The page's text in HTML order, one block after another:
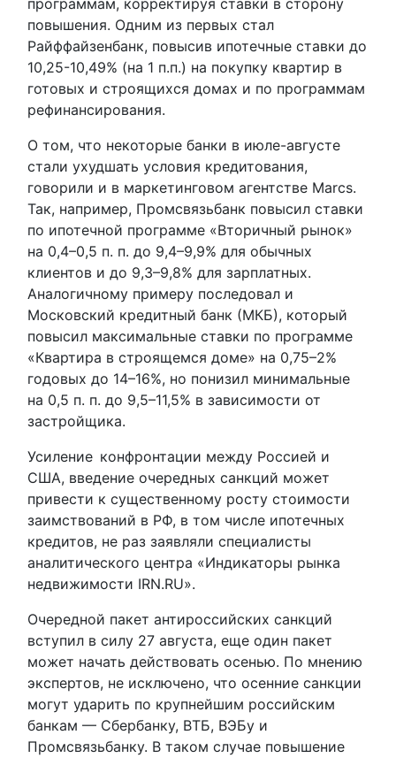
программам, корректируя ставки в сторону
повышения. Одним из первых стал
Райффайзенбанк, повысив ипотечные ставки до
10,25-10,49% (на 1 п.п.) на покупку квартир в
готовых и строящихся домах и по программам
рефинансирования.
О том, что некоторые банки в июле-августе
стали ухудшать условия кредитования,
говорили и в маркетинговом агентстве Мarcs.
Так, например, Промсвязьбанк повысил ставки
по ипотечной программе «Вторичный рынок»
на 0,4–0,5 п. п. до 9,4–9,9% для обычных
клиентов и до 9,3–9,8% для зарплатных.
Аналогичному примеру последовал и
Московский кредитный банк (МКБ), который
повысил максимальные ставки по программе
«Квартира в строящемся доме» на 0,75–2%
годовых до 14–16%, но понизил минимальные
на 0,5 п. п. до 9,5–11,5% в зависимости от
застройщика.
Усиление конфронтации между Россией и
США, введение очередных санкций может
привести к существенному росту стоимости
заимствований в РФ, в том числе ипотечных
кредитов, не раз заявляли специалисты
аналитического центра «Индикаторы рынка
недвижимости IRN.RU».
Очередной пакет антироссийских санкций
вступил в силу 27 августа, еще один пакет
может начать действовать осенью. По мнению
экспертов, не исключено, что осенние санкции
могут ударить по крупнейшим российским
банкам — Сбербанку, ВТБ, ВЭБу и
Промсвязьбанку. В таком случае повышение